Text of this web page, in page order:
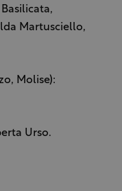
Martusciello,
Molise):
Urso.